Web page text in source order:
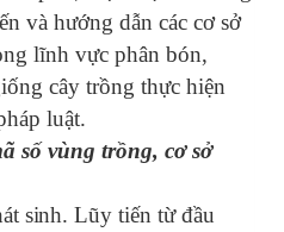
và hướng dẫn các cơ sở
lĩnh vực phân bón,
cây trồng thực hiện
luật.
số vùng trồng, cơ sở
sinh. Lũy tiến từ đầu